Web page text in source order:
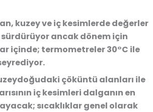
kuzey ve iç kesimlerde değerler
ancak dönem için
içinde; termometreler 30°C ile
çöküntü alanları ile
iç kesimleri dalganın en
sıcaklıklar genel olarak